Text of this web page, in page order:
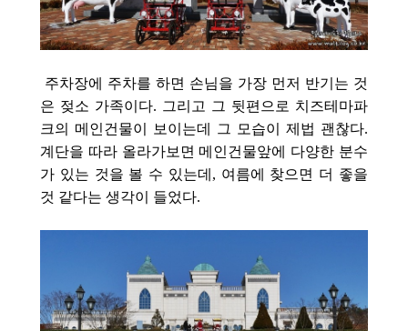
주차장에 주차를 하면 손님을 가장 먼저 반기는 것
은 젖소 가족이다. 그리고 그 뒷편으로 치즈테마파
크의 메인건물이 보이는데 그 모습이 제법 괜찮다.
계단을 따라 올라가보면 메인건물앞에 다양한 분수
가 있는 것을 볼 수 있는데, 여름에 찾으면 더 좋을
것 같다는 생각이 들었다.